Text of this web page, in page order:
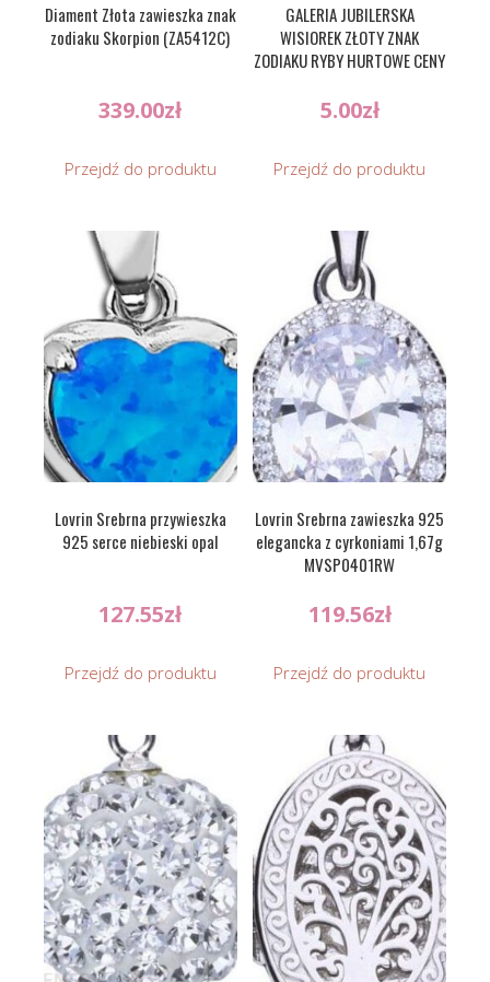
Diament Złota zawieszka znak
zodiaku Skorpion (ZA5412C)
339.00zł
Przejdź do produktu
GALERIA JUBILERSKA
WISIOREK ZŁOTY ZNAK
ZODIAKU RYBY HURTOWE CENY
5.00zł
Przejdź do produktu
Lovrin Srebrna przywieszka
925 serce niebieski opal
127.55zł
Przejdź do produktu
Lovrin Srebrna zawieszka 925
elegancka z cyrkoniami 1,67g
MVSP0401RW
119.56zł
Przejdź do produktu